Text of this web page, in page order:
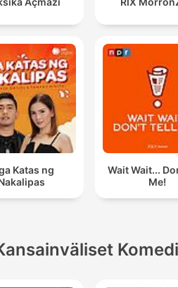
Katas ng
Wait Wait...
Me!